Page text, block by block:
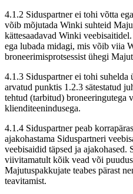
4.1.2 Siduspartner ei tohi võtta
võib mõjutada Winki suhteid
kättesaadavad Winki
ega lubada midagi, mis võib viia
broneerimisprotsessist ühegi
4.1.3 Siduspartner ei tohi
arvatud punktis 1.2.3 sätestatud
tehtud (tarbitud) broneeringutega
klienditeenindusega.
4.1.4 Siduspartner peab
ajakohastama Siduspartneri
veebisaidid täpsed ja ajakohased.
viivitamatult kõik vead või
Majutuspakkujate teabes pärast
teavitamist.